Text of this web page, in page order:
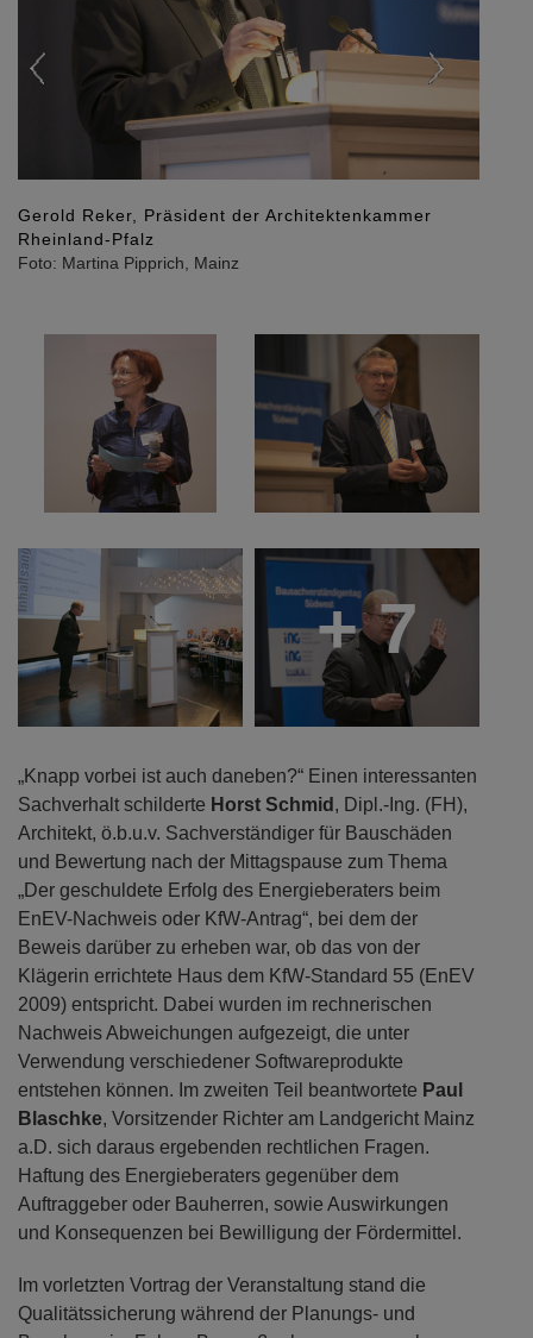
Gerold Reker, Präsident der Architektenkammer
Rheinland-Pfalz
Foto: Martina Pipprich, Mainz
+ 7
„Knapp vorbei ist auch daneben?“ Einen interessanten
Sachverhalt schilderte Horst Schmid , Dipl.-Ing. (FH),
Architekt, ö.b.u.v. Sachverständiger für Bauschäden
und Bewertung nach der Mittagspause zum Thema
„Der geschuldete Erfolg des Energieberaters beim
EnEV-Nachweis oder KfW-Antrag“, bei dem der
Beweis darüber zu erheben war, ob das von der
Klägerin errichtete Haus dem KfW-Standard 55 (EnEV
2009) entspricht. Dabei wurden im rechnerischen
Nachweis Abweichungen aufgezeigt, die unter
Verwendung verschiedener Softwareprodukte
entstehen können. Im zweiten Teil beantwortete Paul
Blaschke, Vorsitzender Richter am Landgericht Mainz
a.D. sich daraus ergebenden rechtlichen Fragen.
Haftung des Energieberaters gegenüber dem
Auftraggeber oder Bauherren, sowie Auswirkungen
und Konsequenzen bei Bewilligung der Fördermittel.
Im vorletzten Vortrag der Veranstaltung stand die
Qualitätssicherung während der Planungs- und